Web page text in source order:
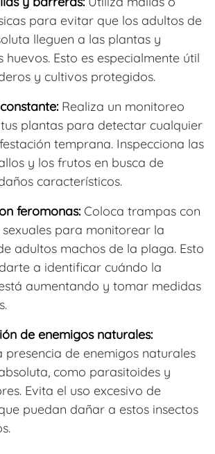
para evitar que los adultos de
lleguen a las plantas y
huevos. Esto es especialmente útil
y cultivos protegidos.
Realiza un monitoreo
plantas para detectar cualquier
temprana. Inspecciona las
y los frutos en busca de
característicos.
feromonas:Coloca trampas con
para monitorear la
adultos machos de la plaga. Esto
a identificar cuándo la
aumentando y tomar medidas
de enemigos naturales:
presencia de enemigos naturales
como parasitoides y
Evita el uso excesivo de
puedan dañar a estos insectos